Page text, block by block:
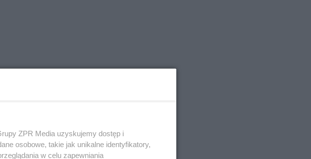
ZPR Media uzyskujemy dostęp i
osobowe, takie jak unikalne identyfikatory,
w celu zapewniania